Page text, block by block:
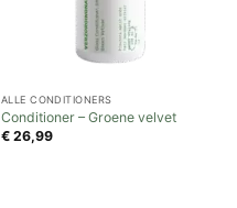
ALLE CONDITIONERS
Conditioner – Groene velvet
€26,99